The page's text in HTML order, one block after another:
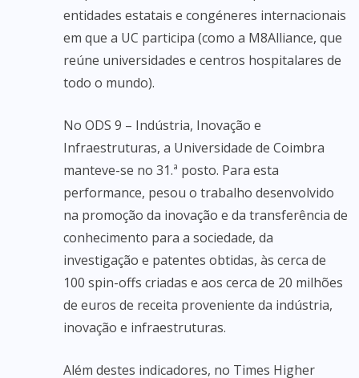
entidades estatais e congéneres internacionais
em que a UC participa (como a M8Alliance, que
reúne universidades e centros hospitalares de
todo o mundo).
No ODS 9 – Indústria, Inovação e
Infraestruturas, a Universidade de Coimbra
manteve-se no 31.ª posto. Para esta
performance, pesou o trabalho desenvolvido
na promoção da inovação e da transferência de
conhecimento para a sociedade, da
investigação e patentes obtidas, às cerca de
100 spin-offs criadas e aos cerca de 20 milhões
de euros de receita proveniente da indústria,
inovação e infraestruturas.
Além destes indicadores, no Times Higher